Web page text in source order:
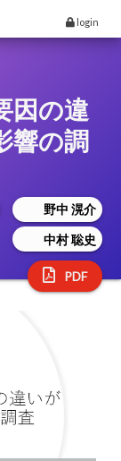
login
因の違
響の調
野中 滉介
中村 聡史
PDF